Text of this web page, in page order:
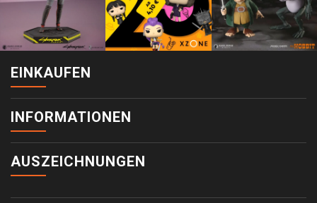
EINKAUFEN
INFORMATIONEN
AUSZEICHNUNGEN